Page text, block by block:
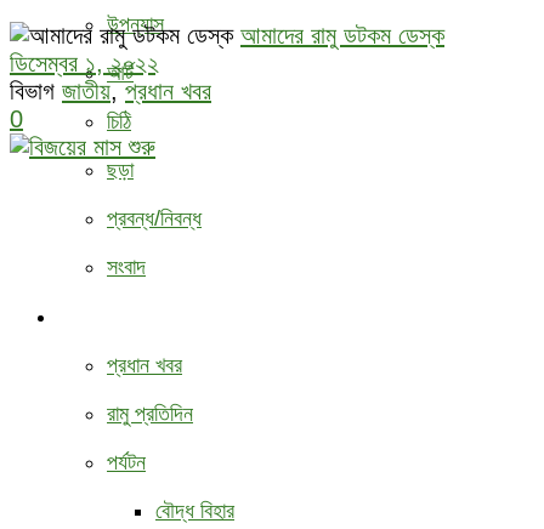
উপন্যাস
আর্ট
চিঠি
ছড়া
প্রবন্ধ/নিবন্ধ
সংবাদ
প্রধান খবর
রামু প্রতিদিন
পর্যটন
বৌদ্ধ ‍বিহার
আমাদের রামু ডটকম ডেস্ক
ডিসেম্বর ১, ২০২২
বিভাগ জাতীয়,প্রধান খবর
0